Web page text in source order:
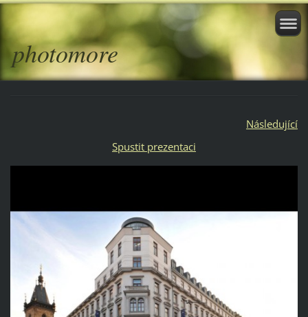
photomore
Následující
Spustit prezentaci